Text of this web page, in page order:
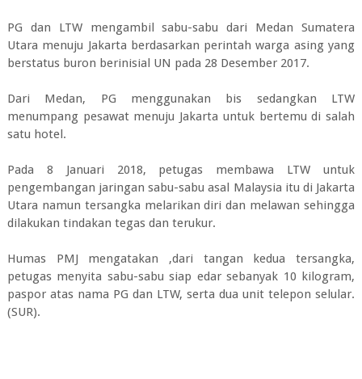
PG dan LTW mengambil sabu-sabu dari Medan Sumatera
Utara menuju Jakarta berdasarkan perintah warga asing yang
berstatus buron berinisial UN pada 28 Desember 2017.
Dari Medan, PG menggunakan bis sedangkan LTW
menumpang pesawat menuju Jakarta untuk bertemu di salah
satu hotel.
Pada 8 Januari 2018, petugas membawa LTW untuk
pengembangan jaringan sabu-sabu asal Malaysia itu di Jakarta
Utara namun tersangka melarikan diri dan melawan sehingga
dilakukan tindakan tegas dan terukur.
Humas PMJ mengatakan ,dari tangan kedua tersangka,
petugas menyita sabu-sabu siap edar sebanyak 10 kilogram,
paspor atas nama PG dan LTW, serta dua unit telepon selular.
(SUR).